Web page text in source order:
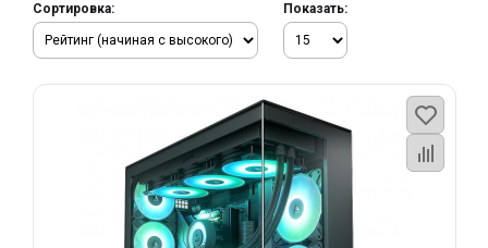
Сортировка: Показать: